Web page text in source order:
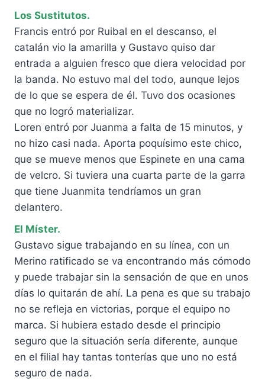
Los Sustitutos.
Francis entró por Ruibal en el descanso, el
catalán vio la amarilla y Gustavo quiso dar
entrada a alguien fresco que diera velocidad por
la banda. No estuvo mal del todo, aunque lejos
de lo que se espera de él. Tuvo dos ocasiones
que no logró materializar.
Loren entró por Juanma a falta de 15 minutos, y
no hizo casi nada. Aporta poquísimo este chico,
que se mueve menos que Espinete en una cama
de velcro. Si tuviera una cuarta parte de la garra
que tiene Juanmita tendríamos un gran
delantero.
El Míster.
Gustavo sigue trabajando en su línea, con un
Merino ratificado se va encontrando más cómodo
y puede trabajar sin la sensación de que en unos
días lo quitarán de ahí. La pena es que su trabajo
no se refleja en victorias, porque el equipo no
marca. Si hubiera estado desde el principio
seguro que la situación sería diferente, aunque
en el filial hay tantas tonterías que uno no está
seguro de nada.